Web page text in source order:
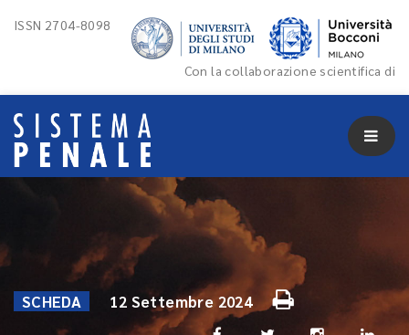
ISSN 2704-8098
Con la collaborazione scientifica di
SCHEDA 12 Settembre 2024